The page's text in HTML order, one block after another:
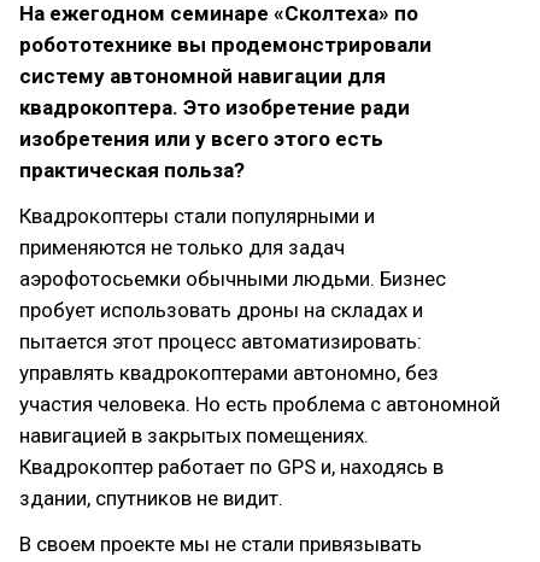
На ежегодном семинаре «Сколтеха» по
робототехнике вы продемонстрировали
систему автономной навигации для
квадрокоптера. Это изобретение ради
изобретения или у всего этого есть
практическая польза?
Квадрокоптеры стали популярными и
применяются не только для задач
аэрофотосьемки обычными людьми. Бизнес
пробует использовать дроны на складах и
пытается этот процесс автоматизировать:
управлять квадрокоптерами автономно, без
участия человека. Но есть проблема с автономной
навигацией в закрытых помещениях.
Квадрокоптер работает по GPS и, находясь в
здании, спутников не видит.
В своем проекте мы не стали привязывать